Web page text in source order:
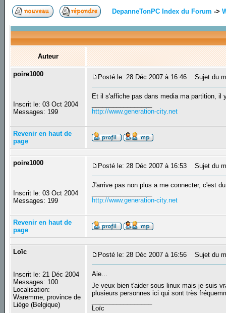
DepanneTonPC Index du Forum ->
Auteur
poire1000
Inscrit le: 03 Oct 2004
Messages: 199
Posté le: 28 Déc 2007 à 16:46 Sujet du
Et il s'affiche pas dans media ma partition,
http://www.generation-city.net
Revenir en haut de
page
poire1000
Inscrit le: 03 Oct 2004
Messages: 199
Posté le: 28 Déc 2007 à 16:53 Sujet du
J'arrive pas non plus a me connecter, c'est
http://www.generation-city.net
Revenir en haut de
page
Loïc
Inscrit le: 21 Déc 2004
Messages: 100
Localisation:
Waremme, province de
Liège (Belgique)
Posté le: 28 Déc 2007 à 16:56 Sujet du
Aie...
Je veux bien t'aider sous linux mais je suis
plusieurs personnes ici qui sont très
Loïc